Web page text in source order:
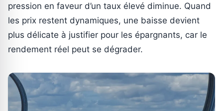
pression en faveur d’un taux élevé diminue. Quand
les prix restent dynamiques, une baisse devient
plus délicate à justifier pour les épargnants, car le
rendement réel peut se dégrader.